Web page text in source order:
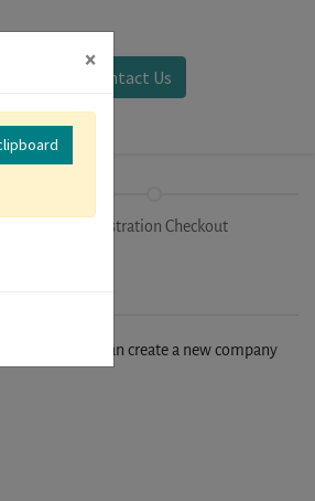
Contact Us
Registration Checkout
you can create a new company
×